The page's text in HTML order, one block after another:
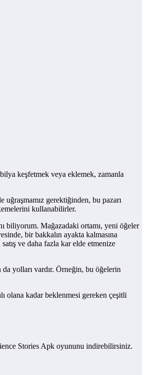
keşfetmek veya eklemek, zamanla
gerektiğinden, bu pazarı
kullanabilirler.
biliyorum. Mağazadaki ortamı, yeni öğeler
bir bakkalın ayakta kalmasına
ve daha fazla kar elde etmenize
yolları vardır. Örneğin, bu öğelerin
olana kadar beklenmesi gereken çeşitli
Stories Apk oyununu indirebilirsiniz.